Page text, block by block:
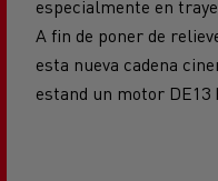
A fin de poner de
esta nueva cadena
estand un motor DE13